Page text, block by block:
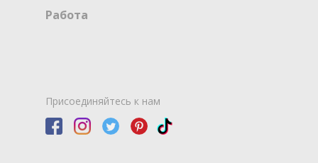
Работа
Присоединяйтесь к нам